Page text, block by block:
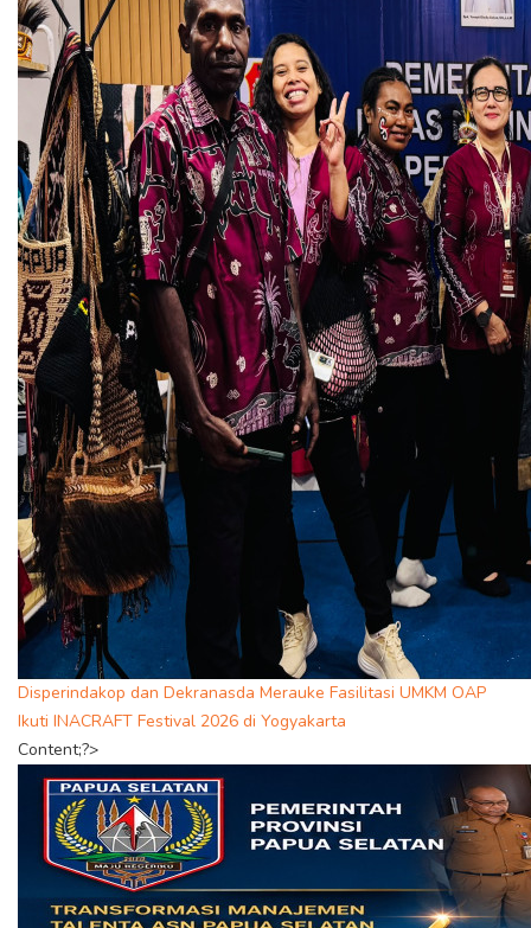
Disperindakop dan Dekranasda Merauke Fasilitasi UMKM OAP
Ikuti INACRAFT Festival 2026 di Yogyakarta
Content;?>